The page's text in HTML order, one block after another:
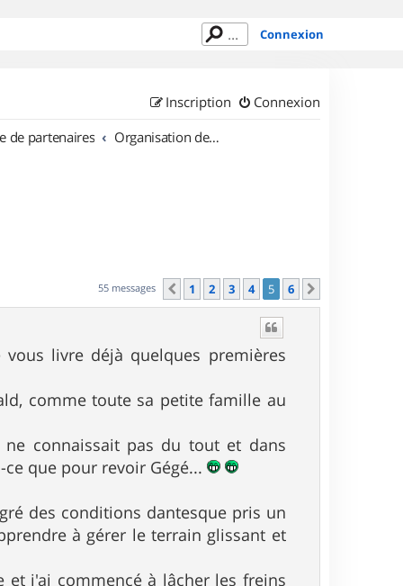
Connexion
Connexion
Inscription
de partenaires
Organisation de sorties en région Provence Alpes Côte d'Azur
55 messages Précédent
1 2 3 4 5 6
livre déjà quelques premières
comme toute sa petite famille au
connaissait pas du tout et dans
que pour revoir Gégé...
des conditions dantesque pris un
à gérer le terrain glissant et
et j'ai commencé à lâcher les freins